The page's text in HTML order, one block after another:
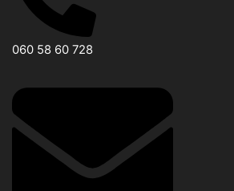
060 58 60 728